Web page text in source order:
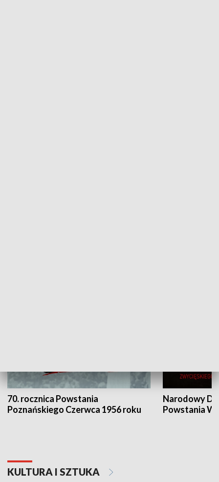
70. rocznica Powstania
Poznańskiego Czerwca 1956 roku
Narodowy
Powstania
KULTURA I SZTUKA